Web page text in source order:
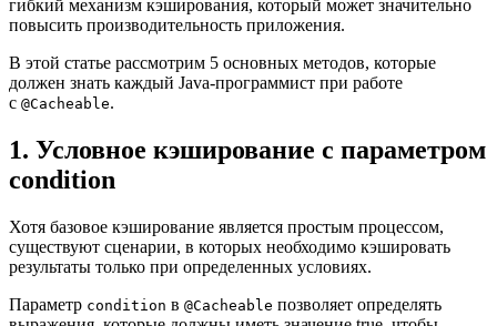
гибкий механизм кэширования, который может значительно
повысить производительность приложения.
В этой статье рассмотрим 5 основных методов, которые
должен знать каждый Java-программист при работе
с @Cacheable.
1. Условное кэширование с параметром
condition
Хотя базовое кэширование является простым процессом,
существуют сценарии, в которых необходимо кэшировать
результаты только при определенных условиях.
Параметр condition в @Cacheable позволяет определять